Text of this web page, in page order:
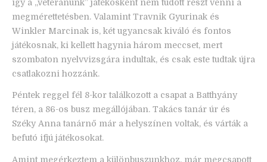
így a „veteránunk” játékosként nem tudott részt venni a
megmérettetésben. Valamint Travnik Gyurinak és
Winkler Marcinak is, két ugyancsak kiváló és fontos
játékosnak, ki kellett hagynia három meccset, mert
szombaton nyelvvizsgára indultak, és csak este tudtak újra
csatlakozni hozzánk.
Péntek reggel fél 8-kor találkozott a csapat a Batthyány
téren, a 86-os busz megállójában. Takács tanár úr és
Széky Anna tanárnő már a helyszínen voltak, és várták a
befutó ifjú játékosokat.
Amint megérkeztem a különbuszunkhoz, már megcsapott